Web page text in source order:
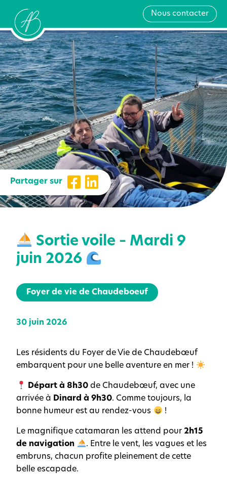
Nous contacter
Partager sur
Sortie voile – Mardi 9
juin 2026
Foyer de vie de Chaudeboeuf
30 juin 2026
Les résidents du Foyer de Vie de Chaudebœuf
embarquent pour une belle aventure en mer !
Départ à 8h30de Chaudebœuf, avec une
arrivée à Dinard à 9h30. Comme toujours, la
bonne humeur est au rendez-vous
!
Le magnifique catamaran les attend pour2h15
de navigation
. Entre le vent, les vagues et les
embruns, chacun profite pleinement de cette
belle escapade.